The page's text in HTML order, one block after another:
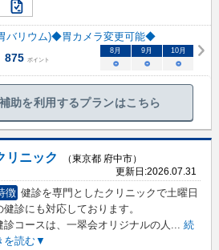
バリウム)◆胃カメラ変更可能◆
875 ポイント
8月 9月 10月
○ ○ ○
助を利用するプランはこちら
リニック
（東京都 府中市）
更新日:2026.07.31
徴 健診を専門としたクリニックで土曜日
健診にも対応しております。
診コースは、一翠会オリジナルの人
続
を読む▼